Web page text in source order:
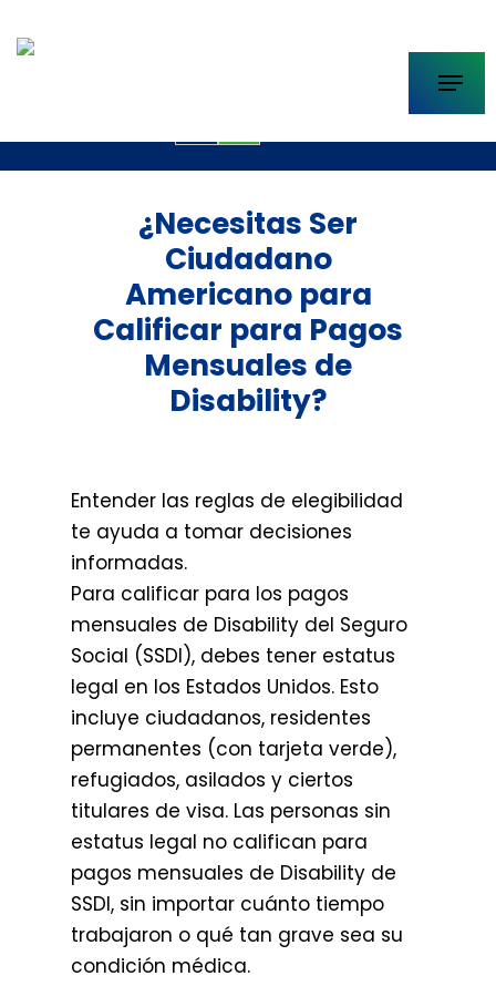
to
Menu
¿Necesitas Ser
Ciudadano
Americano para
Calificar para Pagos
Mensuales de
Disability?
Entender las reglas de elegibilidad
te ayuda a tomar decisiones
informadas.
Para calificar para los pagos
mensuales de Disability del Seguro
Social (SSDI), debes tener estatus
legal en los Estados Unidos. Esto
incluye ciudadanos, residentes
permanentes (con tarjeta verde),
refugiados, asilados y ciertos
titulares de visa. Las personas sin
estatus legal no califican para
pagos mensuales de Disability de
SSDI, sin importar cuánto tiempo
trabajaron o qué tan grave sea su
condición médica.